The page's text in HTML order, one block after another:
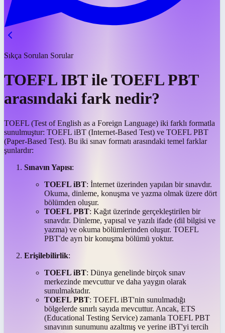
Sıkça Sorulan Sorular
TOEFL IBT ile TOEFL PBT
arasındaki fark nedir?
TOEFL (Test of English as a Foreign Language) iki farklı formatla
sunulmuştur: TOEFL iBT (Internet-Based Test) ve TOEFL PBT
(Paper-Based Test). Bu iki sınav formatı arasındaki temel farklar
şunlardır:
Sınavın Yapısı:
TOEFL iBT: İnternet üzerinden yapılan bir sınavdır.
Okuma, dinleme, konuşma ve yazma olmak üzere dört
bölümden oluşur.
TOEFL PBT: Kağıt üzerinde gerçekleştirilen bir
sınavdır. Dinleme, yapısal ve yazılı ifade (dil bilgisi ve
yazma) ve okuma bölümlerinden oluşur. TOEFL
PBT'de ayrı bir konuşma bölümü yoktur.
Erişilebilirlik:
TOEFL iBT: Dünya genelinde birçok sınav
merkezinde mevcuttur ve daha yaygın olarak
sunulmaktadır.
TOEFL PBT: TOEFL iBT'nin sunulmadığı
bölgelerde sınırlı sayıda mevcuttur. Ancak, ETS
(Educational Testing Service) zamanla TOEFL PBT
sınavının sunumunu azaltmış ve yerine iBT'yi tercih